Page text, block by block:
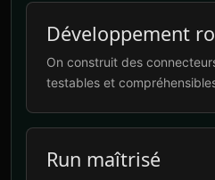
Développement
On construit des
testables et
Run maîtrisé